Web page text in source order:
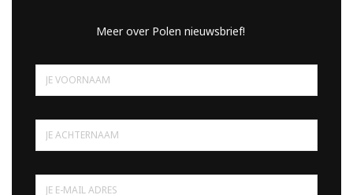
Meer over Polen nieuwsbrief!